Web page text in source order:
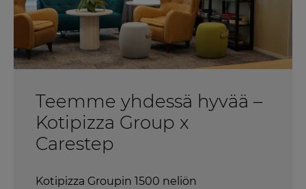
Teemme yhdessä hyvää –
Kotipizza Group x
Carestep
Kotipizza Groupin 1500 neliön